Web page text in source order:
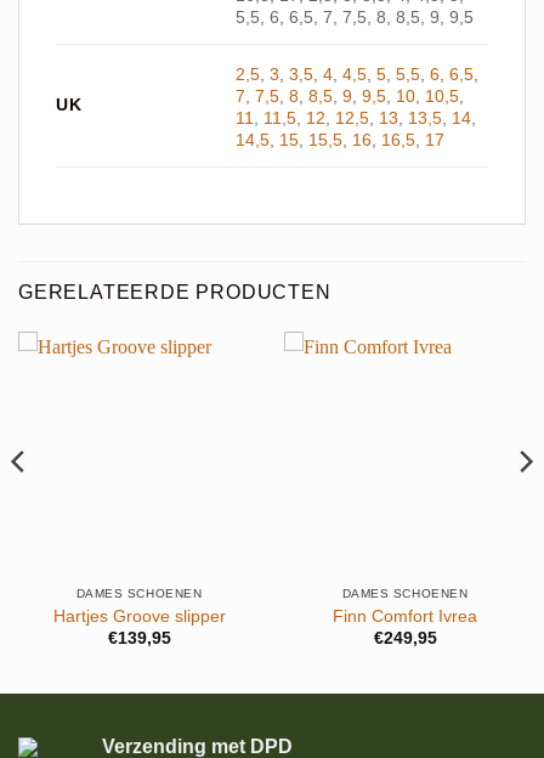
5,5, 6, 6,5, 7, 7,5, 8, 8,5, 9, 9,5
UK
2,5 ,3 ,3,5 ,4 ,4,5 ,5 ,5,5 ,6 ,6,5
7 ,7,5 ,8 ,8,5 ,9 ,9,5 10 10,5
11
11,5 12 12,5 13 13,5 14
14,5 15 15,5 16 16,5 17
GERELATEERDE PRODUCTEN
DAMES SCHOENEN
Hartjes Groove slipper
€139,95
DAMES SCHOENEN
Finn Comfort Ivrea
€249,95
Verzending met DPD